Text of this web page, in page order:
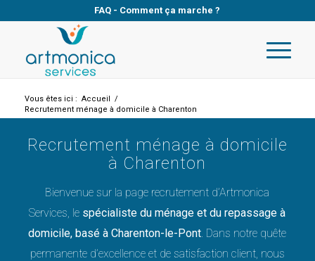
FAQ - Comment ça marche ?
Vous êtes ici : Accueil /
Recrutement ménage à domicile à Charenton
Recrutement ménage à domicile
à Charenton
Bienvenue sur la page recrutement d’Artmonica
Services, le spécialiste du ménage et du repassage à
domicile, basé à Charenton-le-Pont . Dans notre quête
permanente d’excellence et de satisfaction client, nous